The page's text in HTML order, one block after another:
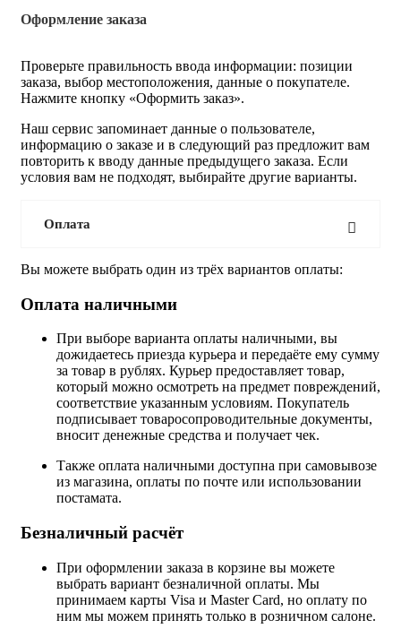
Оформление заказа
Проверьте правильность ввода информации: позиции
заказа, выбор местоположения, данные о покупателе.
Нажмите кнопку «Оформить заказ».
Наш сервис запоминает данные о пользователе,
информацию о заказе и в следующий раз предложит вам
повторить к вводу данные предыдущего заказа. Если
условия вам не подходят, выбирайте другие варианты.
Оплата
Вы можете выбрать один из трёх вариантов оплаты:
Оплата наличными
При выборе варианта оплаты наличными, вы
дожидаетесь приезда курьера и передаёте ему сумму
за товар в рублях. Курьер предоставляет товар,
который можно осмотреть на предмет повреждений,
соответствие указанным условиям. Покупатель
подписывает товаросопроводительные документы,
вносит денежные средства и получает чек.
Также оплата наличными доступна при самовывозе
из магазина, оплаты по почте или использовании
постамата.
Безналичный расчёт
При оформлении заказа в корзине вы можете
выбрать вариант безналичной оплаты. Мы
принимаем карты Visa и Master Card, но оплату по
ним мы можем принять только в розничном салоне.